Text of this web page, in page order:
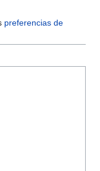
preferencias de